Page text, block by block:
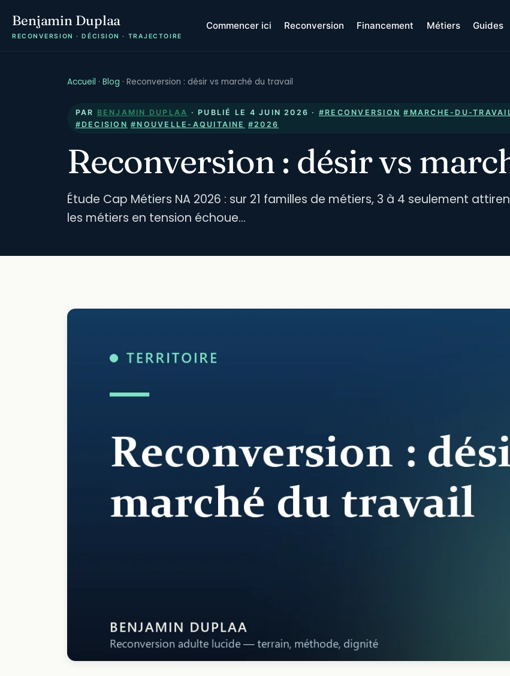
Benjamin Duplaa
RECONVERSION · DÉCISION · TRAJECTOIRE
Commencer ici Reconversion Financement Métiers Guides
Accueil · Blog · Reconversion : désir vs marché du travail
PAR BENJAMIN DUPLAA · PUBLIÉ LE 4 JUIN 2026 · #RECONVERSION #MARCHE-DU-
#DECISION #NOUVELLE-AQUITAINE #2026
Reconversion : désir vs
Étude Cap Métiers NA 2026 : sur 21 familles de métiers, 3 à 4 seulement
les métiers en tension échoue…